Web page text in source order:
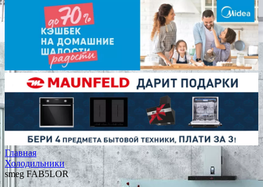
Главная
Холодильники
smeg FAB5LOR